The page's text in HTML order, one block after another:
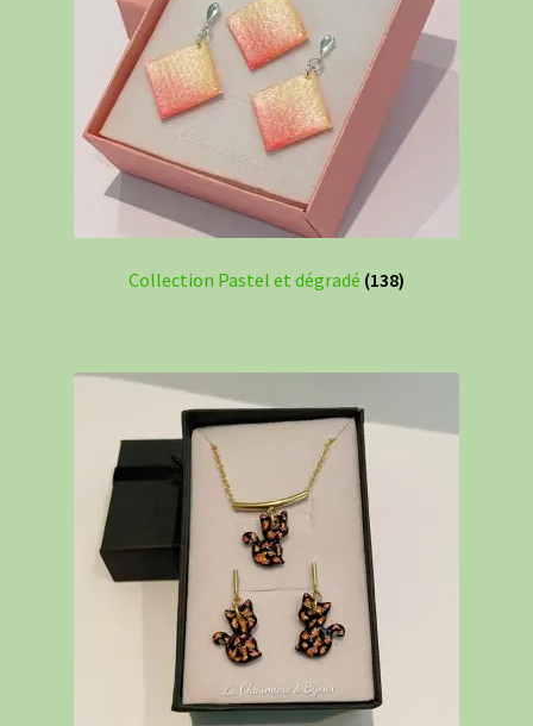
Collection Pastel et dégradé (138)